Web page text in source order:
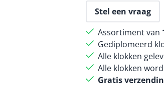
Stel een vraag
Assortiment van
Gediplomeerd
Alle klokken
Alle klokken
Gratis